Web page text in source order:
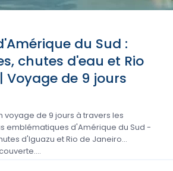
du Sud :
chutes d'eau et Rio
Voyage de 9 jours
voyage de 9 jours à travers les
emblématiques d'Amérique du Sud -
d'Iguazu et Rio de Janeiro